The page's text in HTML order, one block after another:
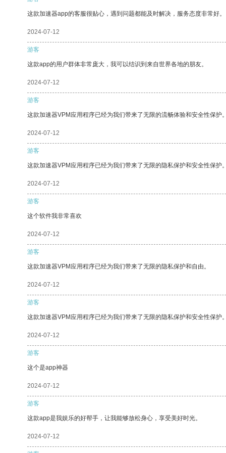
这款加速器app的客服很贴心，遇到问题都能及时解决，服务态度非常好。
2024-07-12
游客
这款app的用户群体非常庞大，我可以结识到来自世界各地的朋友。
2024-07-12
游客
这款加速器VPM应用程序已经为我们带来了无限的流畅体验和安全性保护
2024-07-12
游客
这款加速器VPM应用程序已经为我们带来了无限的隐私保护和安全性保护
2024-07-12
游客
这个软件我非常喜欢
2024-07-12
游客
这款加速器VPM应用程序已经为我们带来了无限的隐私保护和自由。
2024-07-12
游客
这款加速器VPM应用程序已经为我们带来了无限的隐私保护和安全性保护
2024-07-12
游客
这个是app神器
2024-07-12
游客
这款app是我娱乐的好帮手，让我能够放松身心，享受美好时光。
2024-07-12